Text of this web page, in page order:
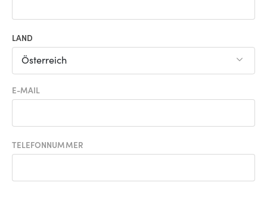
LAND
Österreich
E-MAIL
TELEFONNUMMER